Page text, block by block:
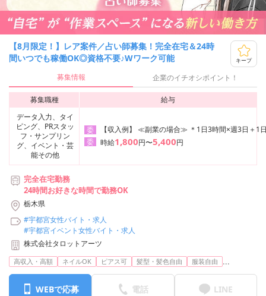
【8月限定！】レア案件／占い師募集！完全在宅＆24時
間いつでも稼働OK◎資格不要♪Wワーク可能
キープ
募集情報 企業のイチオシポイント！
募集職種
給与
データ入力、タイ
ピング、PRスタッ
フ・サンプリン
グ、イベント・芸
能その他
委
【収入例】 ≪副業の場合≫ ＊1日3時間×週3日＋1
委
時給1,800円〜5,400円
完全在宅勤務
24時間お好きな時間で勤務OK
栃木県
#宇都宮女性バイト・求人
#宇都宮イベント女性バイト・求人
株式会社タロットアーツ
高収入・高額 ネイルOK ピアス可 髪型・髪色自由 服装自由 ...
WEBで応募 電話 LINE